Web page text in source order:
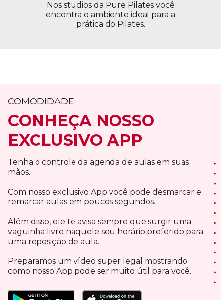
Nos studios da Pure Pilates você
encontra o ambiente ideal para a
prática do Pilates.
COMODIDADE
CONHEÇA NOSSO
EXCLUSIVO APP
Tenha o controle da agenda de aulas em suas
mãos.
Com nosso exclusivo App você pode desmarcar e
remarcar aulas em poucos segundos.
Além disso, ele te avisa sempre que surgir uma
vaguinha livre naquele seu horário preferido para
uma reposição de aula.
Preparamos um vídeo super legal mostrando
como nosso App pode ser muito útil para você.